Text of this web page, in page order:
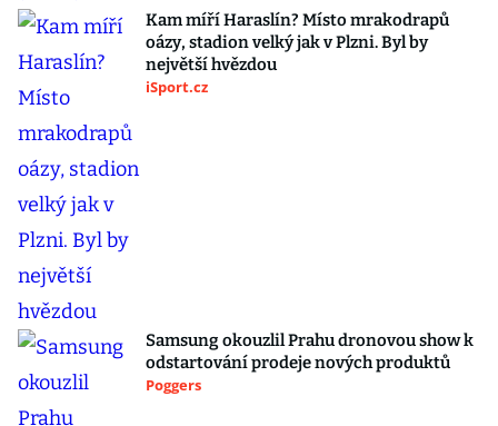
Kam míří Haraslín? Místo mrakodrapů
oázy, stadion velký jak v Plzni. Byl by
největší hvězdou
iSport.cz
Samsung okouzlil Prahu dronovou show k
odstartování prodeje nových produktů
Poggers